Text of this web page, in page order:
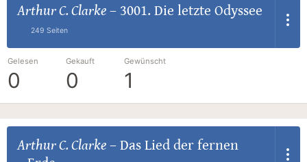
Arthur C. Clarke– 3001. Die letzte Odyssee
249 Seiten
Gelesen
0
Gekauft
0
Gewünscht
1
Arthur C. Clarke– Das Lied der fernen